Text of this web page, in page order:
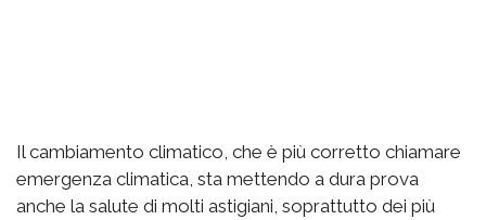
Il cambiamento climatico, che è più corretto chiamare
emergenza climatica, sta mettendo a dura prova
anche la salute di molti astigiani, soprattutto dei più